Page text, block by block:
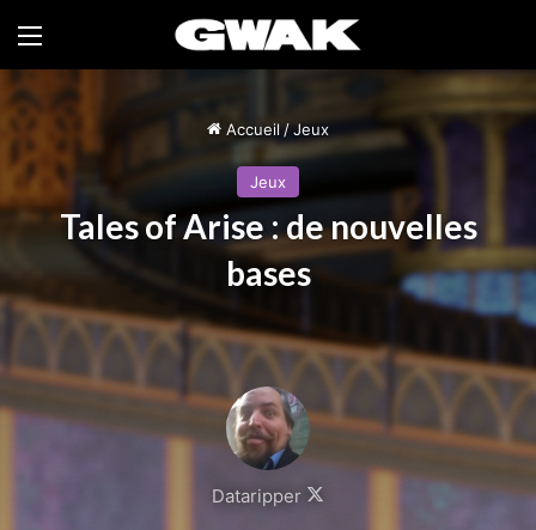
Menu
Accueil /Jeux
Jeux
Tales of Arise : de nouvelles
bases
Dataripper